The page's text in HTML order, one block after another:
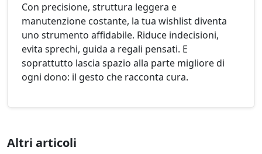
Con precisione, struttura leggera e
manutenzione costante, la tua wishlist diventa
uno strumento affidabile. Riduce indecisioni,
evita sprechi, guida a regali pensati. E
soprattutto lascia spazio alla parte migliore di
ogni dono: il gesto che racconta cura.
Altri articoli